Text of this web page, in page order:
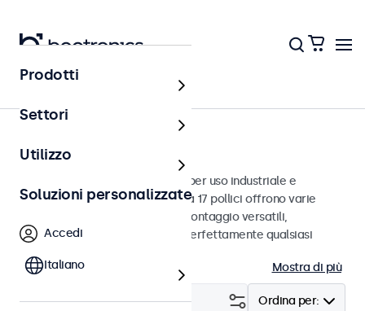
Monitor
Monitor da 17 pollici
Monitor da 17 pollici progettati per uso industriale e
commerciale. Questi monitor da 17 pollici offrono varie
connessioni video e opzioni di montaggio versatili,
consentendo loro di integrarsi perfettamente qualsiasi
Mostra di più
Ordina per:
Filtro (2)
Prodotti
Settori
Utilizzo
Soluzioni personalizzate
Accedi
Italiano